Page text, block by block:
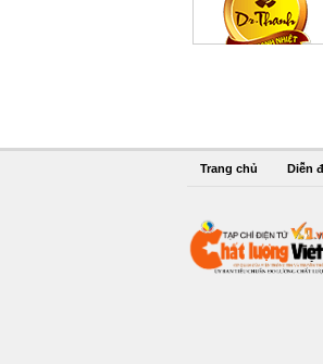
Trang chủ Diễn